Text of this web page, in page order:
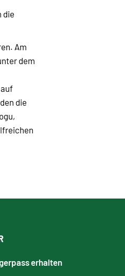
die
Am
dem
die
erhalten